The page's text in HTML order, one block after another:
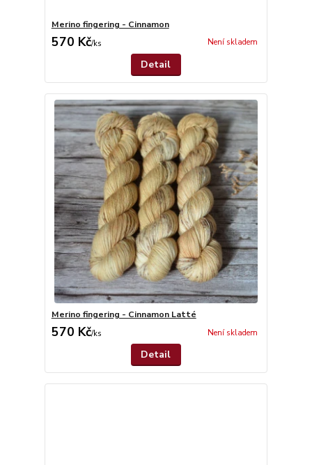
Merino fingering - Cinnamon
570 Kč/ks Není skladem
Detail
Merino fingering - Cinnamon Latté
570 Kč/ks Není skladem
Detail